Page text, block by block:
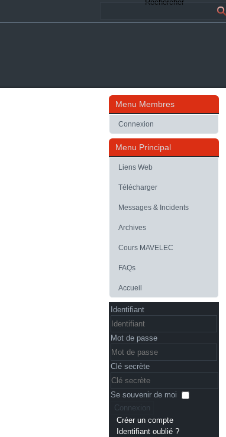
Rechercher
Menu Membres
Connexion
Menu Principal
Liens Web
Télécharger
Messages & Incidents
Archives
Cours MAVELEC
FAQs
Accueil
Identifiant
Mot de passe
Clé secrète
Se souvenir de moi
Connexion
Créer un compte
Identifiant oublié ?